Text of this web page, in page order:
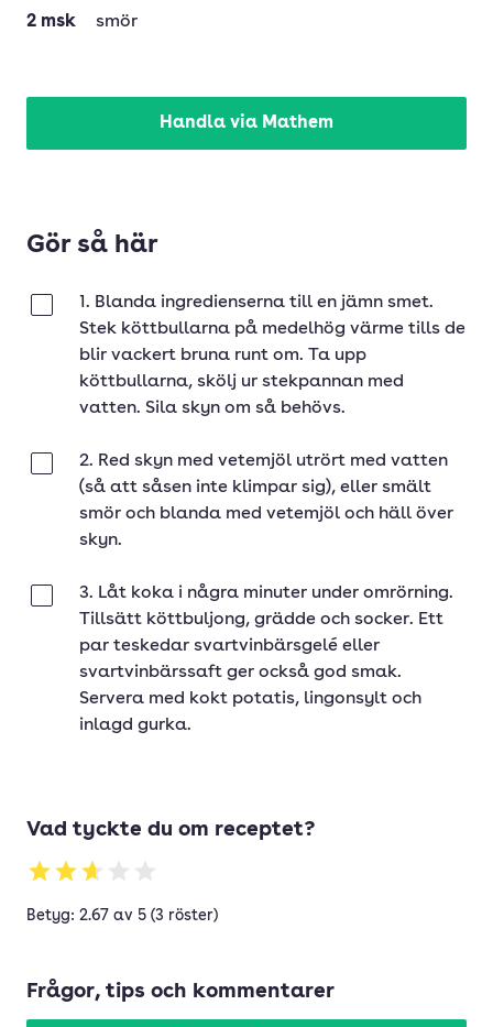
2 msk smör
Handla via Mathem
Gör så här
1. Blanda ingredienserna till en jämn smet.
Stek köttbullarna på medelhög värme tills de
blir vackert bruna runt om. Ta upp
köttbullarna, skölj ur stekpannan med
vatten. Sila skyn om så behövs.
2. Red skyn med vetemjöl utrört med vatten
(så att såsen inte klimpar sig), eller smält
smör och blanda med vetemjöl och häll över
skyn.
3. Låt koka i några minuter under omrörning.
Tillsätt köttbuljong, grädde och socker. Ett
par teskedar svartvinbärsgelé eller
svartvinbärssaft ger också god smak.
Servera med kokt potatis, lingonsylt och
inlagd gurka.
Vad tyckte du om receptet?
Betyg: 2.67 av 5 (3 röster)
Frågor, tips och kommentarer